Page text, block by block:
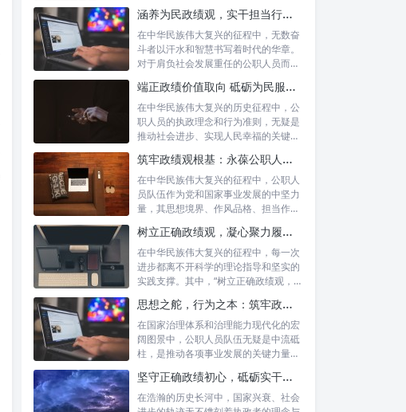
涵养为民政绩观，实干担当行稳致远：新时代公仆的价值坐标与实践航向
在中华民族伟大复兴的征程中，无数奋
斗者以汗水和智慧书写着时代的华章。
对于肩负社会发展重任的公职人员而
端正政绩价值取向 砥砺为民服务初心：新时代公仆的责任与担当
在中华民族伟大复兴的历史征程中，公
职人员的执政理念和行为准则，无疑是
推动社会进步、实现人民幸福的关键所
筑牢政绩观根基：永葆公职人员本色的时代考量与实践路径
在中华民族伟大复兴的征程中，公职人
员队伍作为党和国家事业发展的中坚力
量，其思想境界、作风品格、担当作为
树立正确政绩观，凝心聚力履职尽责：新时代下的治理智慧与实践路径
在中华民族伟大复兴的征程中，每一次
进步都离不开科学的理论指导和坚实的
实践支撑。其中，“树立正确政绩观，凝
思想之舵，行为之本：筑牢政绩观根基，永葆公职人员本色
在国家治理体系和治理能力现代化的宏
阔图景中，公职人员队伍无疑是中流砥
柱，是推动各项事业发展的关键力量。
坚守正确政绩初心，砥砺实干担当精神：新时代高质量发展的核心引擎
在浩瀚的历史长河中，国家兴衰、社会